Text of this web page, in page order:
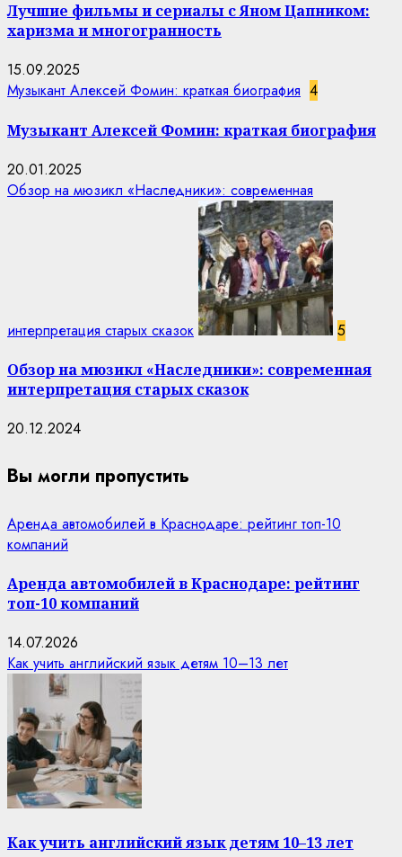
Лучшие фильмы и сериалы с Яном Цапником:
харизма и многогранность
15.09.2025
Музыкант Алексей Фомин: краткая биография 4
Музыкант Алексей Фомин: краткая биография
20.01.2025
Обзор на мюзикл «Наследники»: современная
интерпретация старых сказок 5
Обзор на мюзикл «Наследники»: современная
интерпретация старых сказок
20.12.2024
Вы могли пропустить
Аренда автомобилей в Краснодаре: рейтинг топ-10
компаний
Аренда автомобилей в Краснодаре: рейтинг
топ-10 компаний
14.07.2026
Как учить английский язык детям 10–13 лет
Как учить английский язык детям 10–13 лет